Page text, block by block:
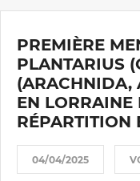
PREMIÈRE
PLANTARIUS
(ARACHNIDA,
EN LORRAINE
RÉPARTITION
04/04/2025